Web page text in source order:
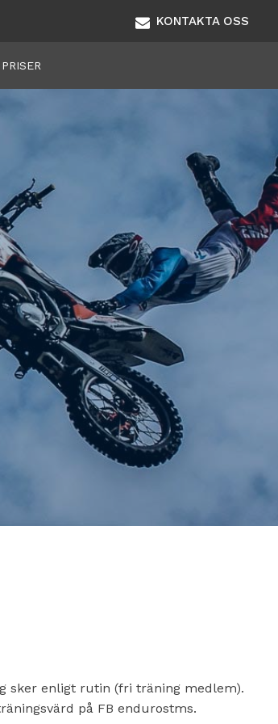
KONTAKTA OSS
sker enligt rutin (fri träning medlem).
på FB endurostms.